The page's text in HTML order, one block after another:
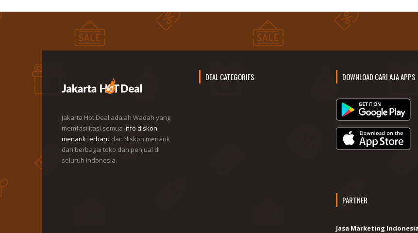
Jakarta Hot Deal adalah Wadah yang
memfasilitasi semua info diskon
menarik terbaru dan diskon menarik
dari berbagai toko dan penjual di
seluruh Indonesia.
DEAL CATEGORIES DOWNLOAD CARI AJA APPS
PARTNER
Jasa Marketing